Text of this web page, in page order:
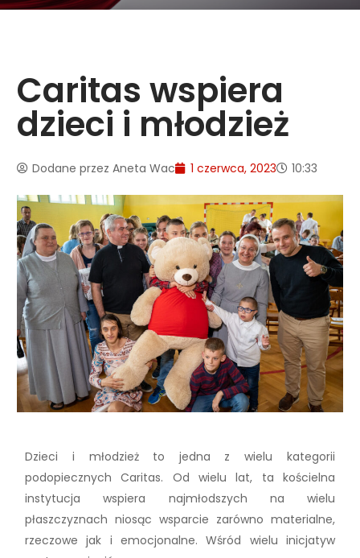
Caritas wspiera
dzieci i młodzież
Dodane przez Aneta Wac 1 czerwca, 2023 10:33
Dzieci i młodzież to jedna z wielu kategorii
podopiecznych Caritas. Od wielu lat, ta kościelna
instytucja wspiera najmłodszych na wielu
płaszczyznach niosąc wsparcie zarówno materialne,
rzeczowe jak i emocjonalne. Wśród wielu inicjatyw